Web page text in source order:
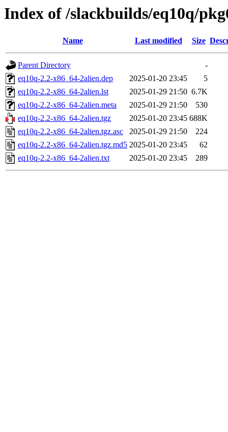
Index of /slackbuilds/eq10q/
Name Last modified Size
Parent Directory
-
eq10q-2.2-x86_64-2alien.dep
2025-01-20 23:45
5
eq10q-2.2-x86_64-2alien.lst
2025-01-29 21:50 6.7K
eq10q-2.2-x86_64-2alien.meta
2025-01-29 21:50
530
eq10q-2.2-x86_64-2alien.tgz
2025-01-20 23:45 688K
eq10q-2.2-x86_64-2alien.tgz.asc
2025-01-29 21:50
224
eq10q-2.2-x86_64-2alien.tgz.md5 2025-01-20 23:45
62
eq10q-2.2-x86_64-2alien.txt
2025-01-20 23:45 289